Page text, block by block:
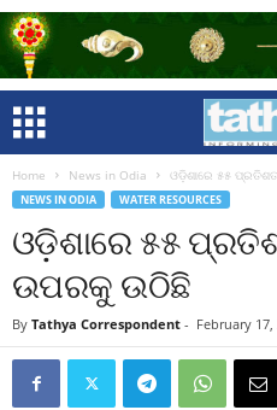
Home News in Odia ଓଡ଼ିଶାରେ ୫୫
NEWS IN ODIA WATER RESOURCES
ଓଡ଼ିଶାରେ ୫୫
ଉପରକୁ ଉଠିଛି
By Tathya Correspondent - February 17,